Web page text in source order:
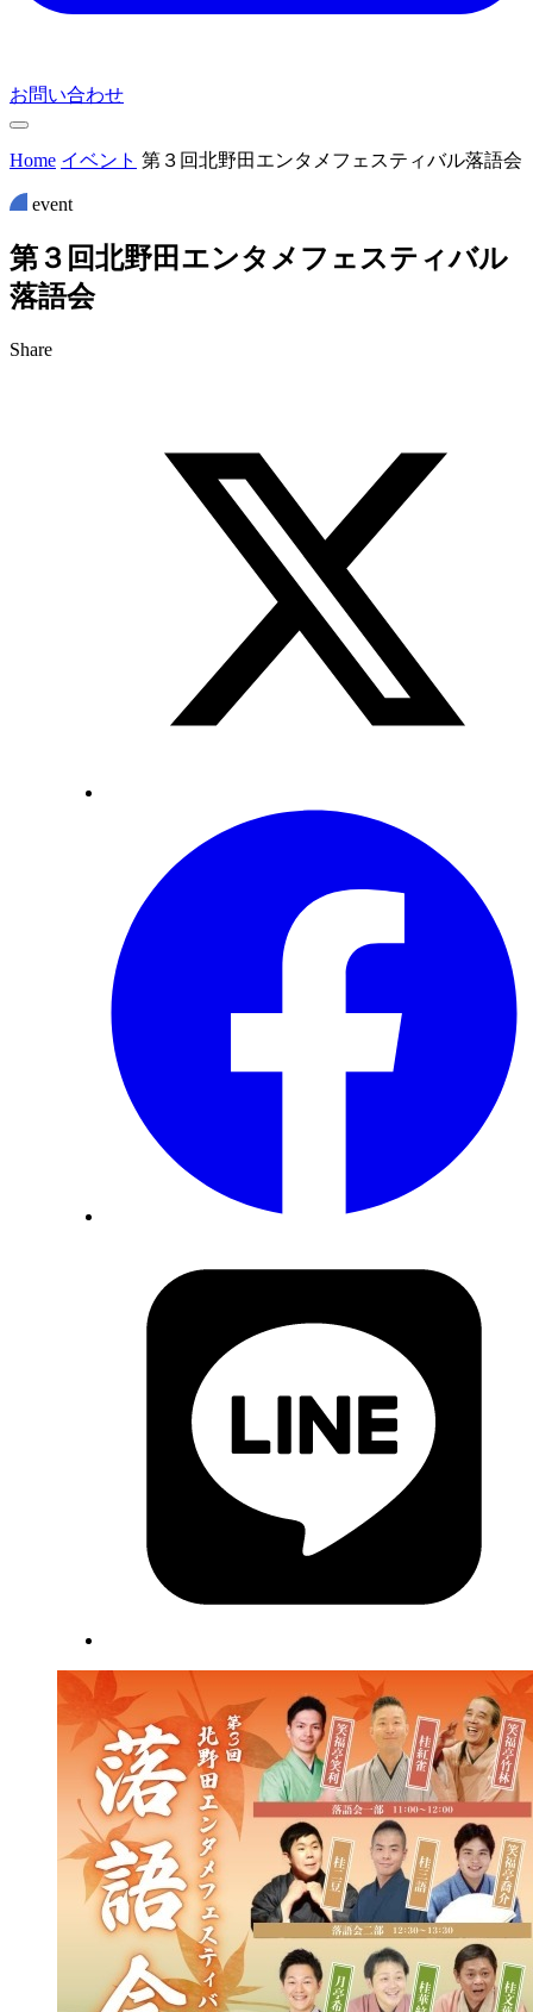
お問い合わせ
Home イベント 第３回北野田エンタメフェスティバル落語会
event
第３ 回北野田 エンタ メ フ ェスティバル
落語会
Share